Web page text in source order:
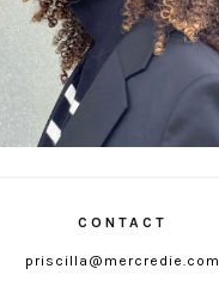
CONTACT
priscilla@mercredie.com